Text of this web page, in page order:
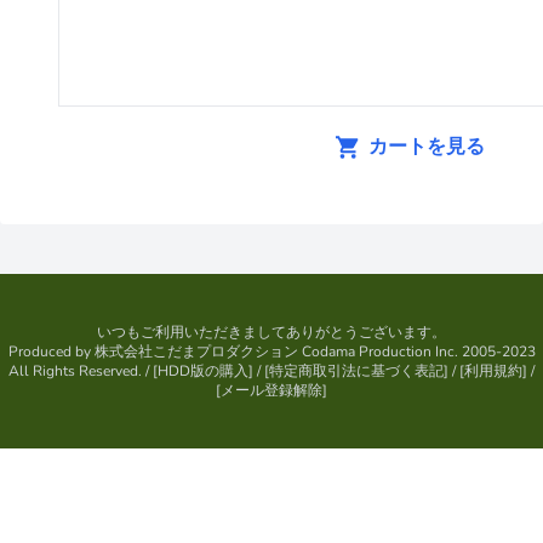
カートを見る
いつもご利用いただきましてありがとうございます。
Produced by株式会社こだまプロダクション Codama Production Inc. 2005-2023
All Rights Reserved. / [HDD版の購入] / [特定商取引法に基づく表記] / [利用規約] /
[メール登録解除]